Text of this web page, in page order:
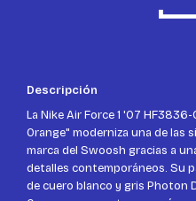
Descripción
La Nike Air Force 1 '07
Orange" moderniza una de las
marca del Swoosh gracias a
detalles contemporáneos. Su
de cuero blanco y gris Photon